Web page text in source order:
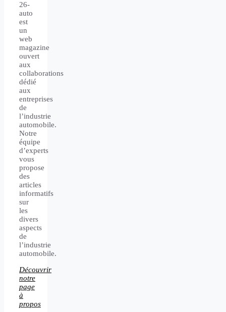
26-
auto
est
un
web
magazine
ouvert
aux
collaborations
dédié
aux
entreprises
de
l’industrie
automobile.
Notre
équipe
d’experts
vous
propose
des
articles
informatifs
sur
les
divers
aspects
de
l’industrie
automobile.
Découvrir
notre
page
à
propos